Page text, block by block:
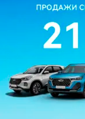
CHERY REMOTE
CHERY И СПОРТ
ВИДЕООБЗОРЫ